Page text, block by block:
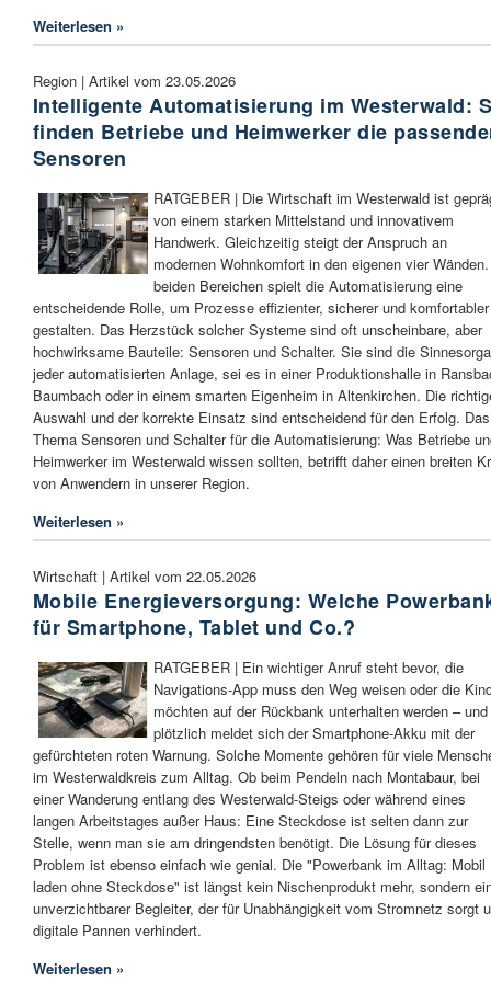
Weiterlesen »
Region | Artikel vom 23.05.2026
Intelligente Automatisierung im Westerwald:
finden Betriebe und Heimwerker die
Sensoren
RATGEBER | Die Wirtschaft im Westerwald ist
von einem starken Mittelstand und innovativem
Handwerk. Gleichzeitig steigt der Anspruch an
modernen Wohnkomfort in den eigenen vier
beiden Bereichen spielt die Automatisierung eine
entscheidende Rolle, um Prozesse effizienter, sicherer und
gestalten. Das Herzstück solcher Systeme sind oft unscheinbare, aber
hochwirksame Bauteile: Sensoren und Schalter. Sie sind die
jeder automatisierten Anlage, sei es in einer Produktionshalle in
Baumbach oder in einem smarten Eigenheim in Altenkirchen. Die
Auswahl und der korrekte Einsatz sind entscheidend für den Erfolg. Das
Thema Sensoren und Schalter für die Automatisierung: Was Betriebe
Heimwerker im Westerwald wissen sollten, betrifft daher einen breiten
von Anwendern in unserer Region.
Weiterlesen »
Wirtschaft | Artikel vom 22.05.2026
Mobile Energieversorgung: Welche
für Smartphone, Tablet und Co.?
RATGEBER | Ein wichtiger Anruf steht bevor, die
Navigations-App muss den Weg weisen oder die
möchten auf der Rückbank unterhalten werden – und
plötzlich meldet sich der Smartphone-Akku mit der
gefürchteten roten Warnung. Solche Momente gehören für viele
im Westerwaldkreis zum Alltag. Ob beim Pendeln nach Montabaur, bei
einer Wanderung entlang des Westerwald-Steigs oder während eines
langen Arbeitstages außer Haus: Eine Steckdose ist selten dann zur
Stelle, wenn man sie am dringendsten benötigt. Die Lösung für dieses
Problem ist ebenso einfach wie genial. Die "Powerbank im Alltag: Mobil
laden ohne Steckdose" ist längst kein Nischenprodukt mehr, sondern
unverzichtbarer Begleiter, der für Unabhängigkeit vom Stromnetz sorgt
digitale Pannen verhindert.
Weiterlesen »